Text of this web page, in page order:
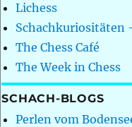
Lichess
Schachkuriositäten
The Chess Café
The Week in Chess
SCHACH-BLOGS
Perlen vom